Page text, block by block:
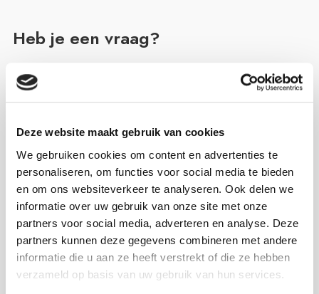
Deze website maakt gebruik van cookies
We gebruiken cookies om content en advertenties te
personaliseren, om functies voor social media te bieden
en om ons websiteverkeer te analyseren. Ook delen we
informatie over uw gebruik van onze site met onze
partners voor social media, adverteren en analyse. Deze
partners kunnen deze gegevens combineren met andere
informatie die u aan ze heeft verstrekt of die ze hebben
verzameld op basis van uw gebruik van hun services.
Heb je een vraag?
Kijk eerst hieronder naar de 5 meest gestelde vragen. Kun jij
je antwoord niet vinden? Vul dan het formulier in en wij
nemen zo snel mogelijk contact met je op.
Is er een zelfstandig adviseur van ASN
Bank bij mij in de buurt?
Van Campen & Dijkstra is trots zelfstandig financieel
adviseur van ASN Bank in Balk, Burgum, Drachten,
Gorredijk, Grootegast, Harlingen, Marum, Sneek en
Steenwijk. Klik hier voor de openingstijden en
contactgegevens.